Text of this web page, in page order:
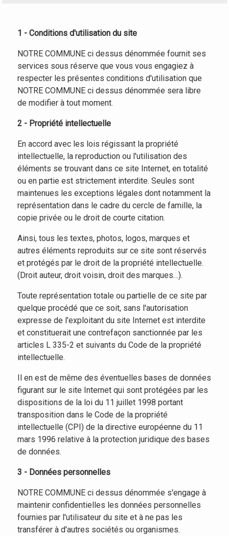
1 - Conditions d'utilisation du site
NOTRE COMMUNE ci dessus dénommée fournit ses
services sous réserve que vous vous engagiez à
respecter les présentes conditions d'utilisation que
NOTRE COMMUNE ci dessus dénommée sera libre
de modifier à tout moment.
2 - Propriété intellectuelle
En accord avec les lois régissant la propriété
intellectuelle, la reproduction ou l'utilisation des
éléments se trouvant dans ce site Internet, en totalité
ou en partie est strictement interdite. Seules sont
maintenues les exceptions légales dont notamment la
représentation dans le cadre du cercle de famille, la
copie privée ou le droit de courte citation.
Ainsi, tous les textes, photos, logos, marques et
autres éléments reproduits sur ce site sont réservés
et protégés par le droit de la propriété intellectuelle.
(Droit auteur, droit voisin, droit des marques…).
Toute représentation totale ou partielle de ce site par
quelque procédé que ce soit, sans l'autorisation
expresse de l'exploitant du site Internet est interdite
et constituerait une contrefaçon sanctionnée par les
articles L 335-2 et suivants du Code de la propriété
intellectuelle.
Il en est de même des éventuelles bases de données
figurant sur le site Internet qui sont protégées par les
dispositions de la loi du 11 juillet 1998 portant
transposition dans le Code de la propriété
intellectuelle (CPI) de la directive européenne du 11
mars 1996 relative à la protection juridique des bases
de données.
3 - Données personnelles
NOTRE COMMUNE ci dessus dénommée s'engage à
maintenir confidentielles les données personnelles
fournies par l'utilisateur du site et à ne pas les
transférer à d'autres sociétés ou organismes.